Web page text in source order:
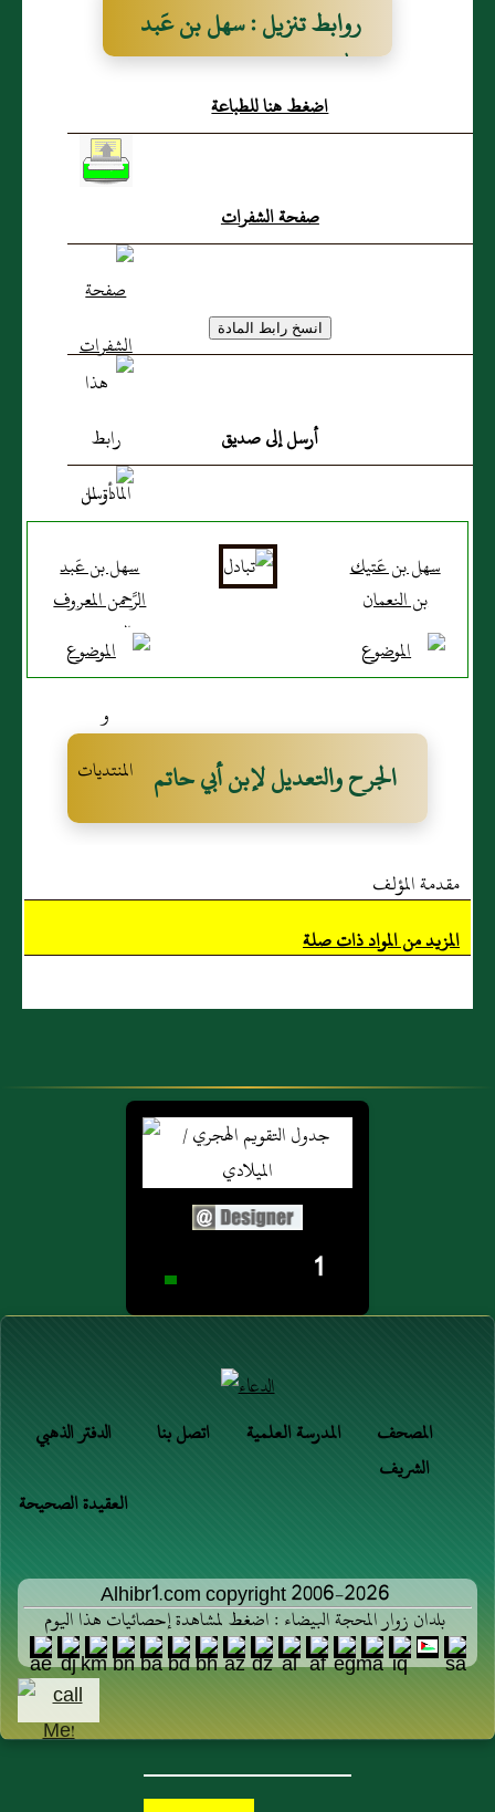
روابط تنزيل : سهل بن عَبد
الله المَرْوَزي
اضغط هنا للطباعة
صفحة الشفرات
أرسل إلى صديق
سهل بن عَتيك
بن النعمان
سهل بن عَبد
الرَّحمن المعروف
بالسندي بن
عبدويه الرازي،
الهيثم
الجرح والتعديل لإبن أبي حاتم
مقدمة المؤلف
المزيد من المواد ذات صلة
1
الدفتر الذهبي اتصل بنا المدرسة العلمية
المصحف
الشريف
العقيدة الصحيحة
Alhibr1.com copyright 2006-2026
بلدان زوار المحجة البيضاء : اضغط لمشاهدة إحصائيات هذا اليوم